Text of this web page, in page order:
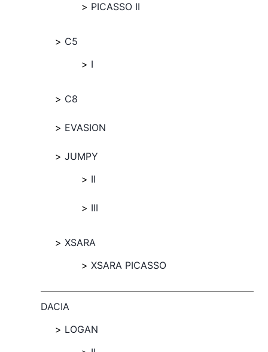
PICASSO II
C5
I
C8
EVASION
JUMPY
II
III
XSARA
XSARA PICASSO
DACIA
LOGAN